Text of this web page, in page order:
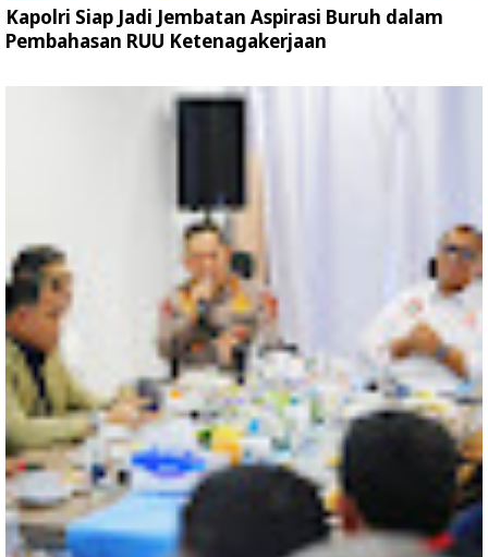
Kapolri Siap Jadi Jembatan Aspirasi Buruh dalam
Pembahasan RUU Ketenagakerjaan